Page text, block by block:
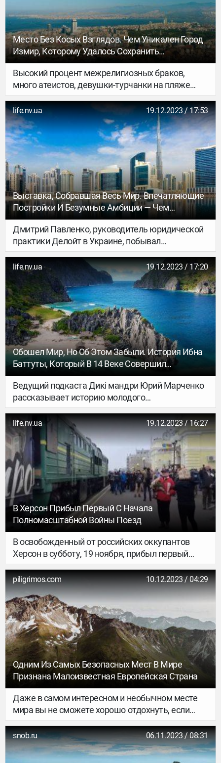
достопримечательностей Таиланда, которые
точно стоит увидеть.
Место Без Косых Взглядов. Чем Уникален Город
Измир, Которому Удалось Сохранить
Прогрессивность В Традиционной Турции
Высокий процент межрелигиозных браков,
много атеистов, девушки-турчанки на пляже
в бикини — все, что могло бы вызвать косые
взгляды в других регионах Турции, вполне
приемлемо в Измире, пишет местная
жительница Елена Кучукипликчи для
журнала НВ.
life.nv.ua 19.12.2023 / 17:53
Выставка, Собравшая Весь Мир. Впечатляющие
Постройки И Безумные Амбиции — Чем
Запомнилось Expo-2020 В Дубае
Дмитрий Павленко, руководитель юридической
практики Делойт в Украине, побывал
на Всемирной выставке (Expo-2020) в Дубае
и делится с журналом НВ своими
впечатлениями.
life.nv.ua 19.12.2023 / 17:20
Обошел Мир, Но Об Этом Забыли. История Ибна
Баттуты, Который В 14 Веке Совершил
Кругосветное Путешествие
Ведущий подкаста Дикі мандри Юрий Марченко
рассказывает историю молодого
путешественника Ибна Баттуты, который в 14
веке обошел весь мир и написал об этом книгу.
life.nv.ua 19.12.2023 / 16:27
В Херсон Прибыл Первый С Начала
Полномасштабной Войны Поезд
В освобожденный от российских оккупантов
Херсон в субботу, 19 ноября, прибыл первый
с начала полномасштабной войны поезд.
piligrimos.com 10.12.2023 / 04:29
Одним Из Самых Безопасных Мест В Мире
Признана Малоизвестная Европейская Страна
Даже в самом интересном и необычном месте
мира вы не сможете хорошо отдохнуть, если
будете чувствовать себя в опасности. Волнение
и страх не позволят насладиться путешествием.
Выбирая направление для поездки, важно
учитывать уровень безопасности в стране. Один
snob.ru 06.11.2023 / 08:31